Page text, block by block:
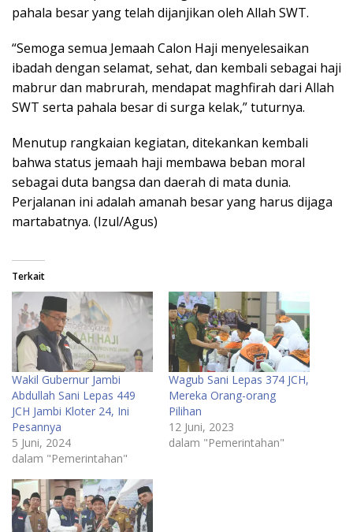
pahala besar yang telah dijanjikan oleh Allah SWT.
“Semoga semua Jemaah Calon Haji menyelesaikan
ibadah dengan selamat, sehat, dan kembali sebagai haji
mabrur dan mabrurah, mendapat maghfirah dari Allah
SWT serta pahala besar di surga kelak,” tuturnya.
Menutup rangkaian kegiatan, ditekankan kembali
bahwa status jemaah haji membawa beban moral
sebagai duta bangsa dan daerah di mata dunia.
Perjalanan ini adalah amanah besar yang harus dijaga
martabatnya. (Izul/Agus)
Terkait
Wakil Gubernur Jambi
Abdullah Sani Lepas 449
JCH Jambi Kloter 24, Ini
Pesannya
5 Juni, 2024
dalam "Pemerintahan"
Wagub Sani Lepas 374 JCH,
Mereka Orang-orang
Pilihan
12 Juni, 2023
dalam "Pemerintahan"